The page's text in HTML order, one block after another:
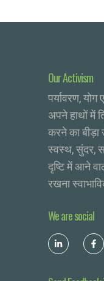
Our Activism
पर्यावरण,
अपने हाथों में
करने का
स्वस्थ, सुंदर,
दृष्टि में आने
रखना
We are social